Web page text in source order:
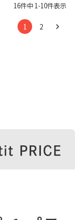
16件中 1-10件表示
1 2